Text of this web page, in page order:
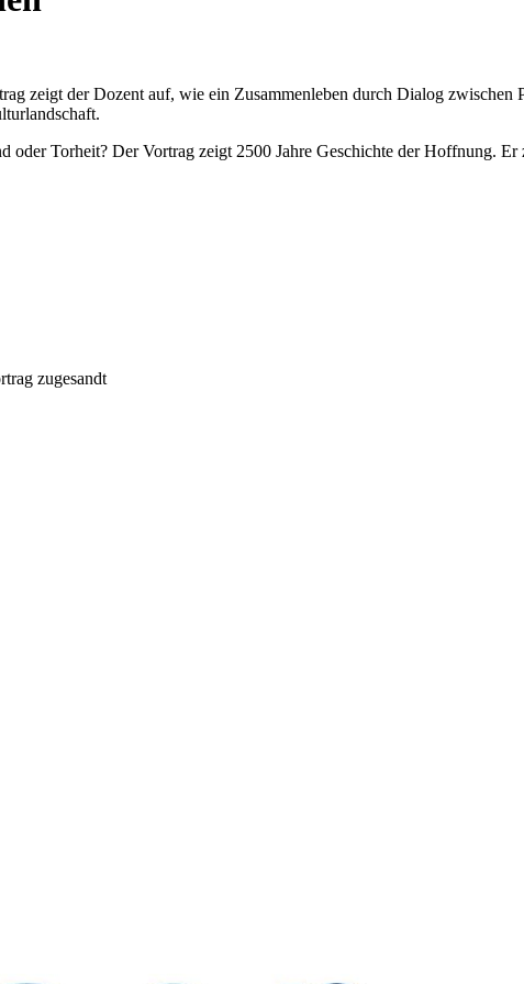
zeigt der Dozent auf, wie ein Zusammenleben durch Dialog zwischen
Torheit? Der Vortrag zeigt 2500 Jahre Geschichte der Hoffnung.
zugesandt